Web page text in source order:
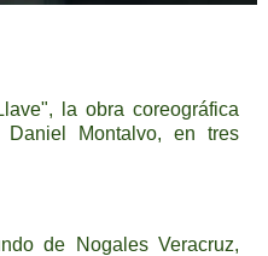
la obra coreográfica
Montalvo, en tres
de Nogales Veracruz,